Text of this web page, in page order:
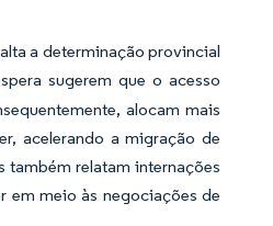
a determinação provincial
sugerem que o acesso
alocam mais
acelerando a migração de
relatam internações
em meio às negociações de